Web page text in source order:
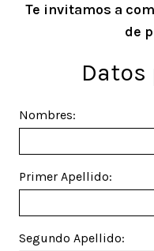
Te invitamos a
de
Datos
Nombres:
Primer Apellido:
Segundo Apellido: